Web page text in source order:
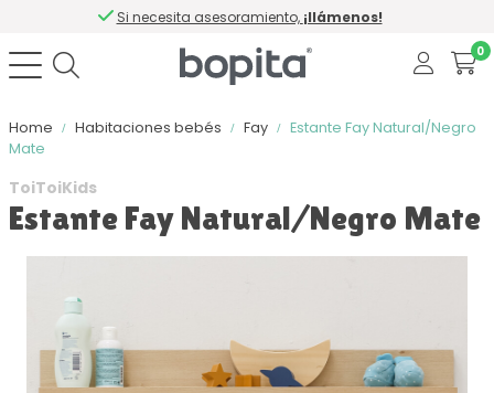
Si necesita asesoramiento, ¡llámenos!
0
Home Habitaciones bebés Fay
Estante Fay Natural/Negro
Mate
ToiToiKids
Estante Fay Natural/Negro Mate